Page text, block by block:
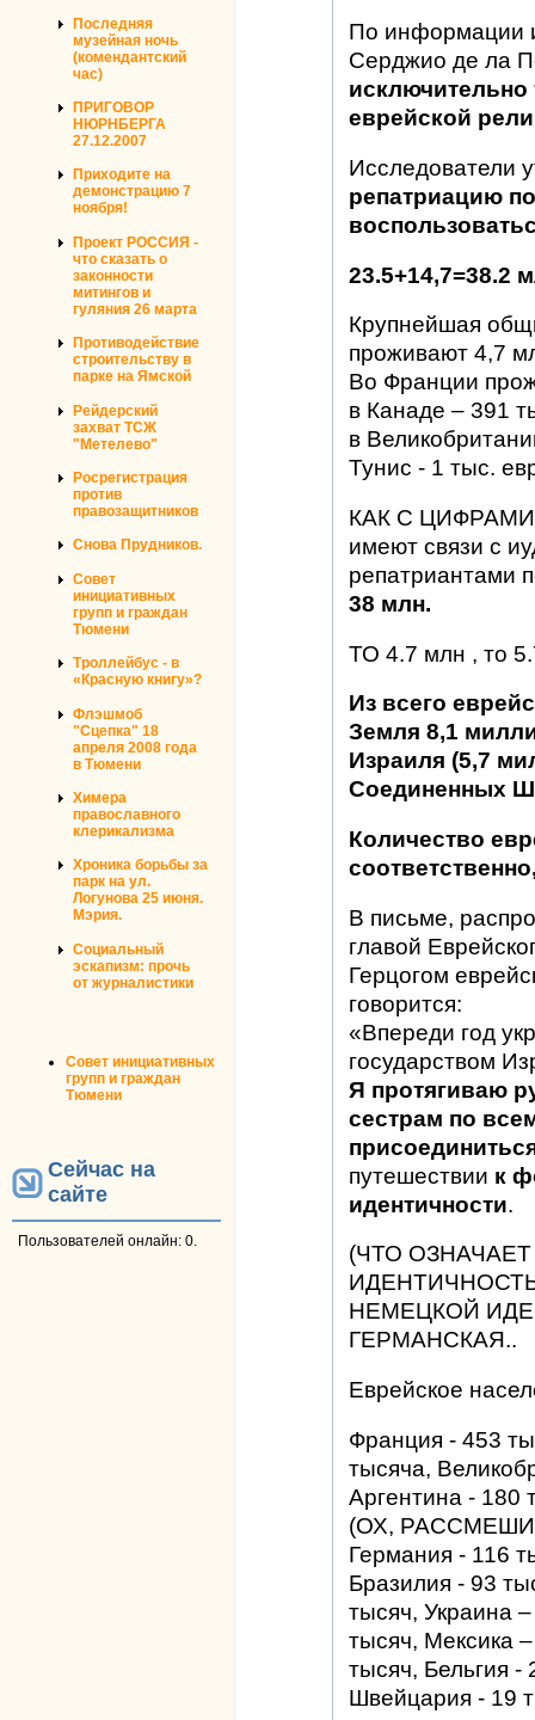
Последняя
музейная ночь
(комендантский
час)
ПРИГОВОР
НЮРНБЕРГА
27.12.2007
Приходите на
демонстрацию 7
ноября!
Проект РОССИЯ -
что сказать о
законности
митингов и
гуляния 26 марта
Противодействие
строительству в
парке на Ямской
Рейдерский
захват ТСЖ
"Метелево"
Росрегистрация
против
правозащитников
Снова Прудников.
Совет
инициативных
групп и граждан
Тюмени
Троллейбус - в
«Красную книгу»?
Флэшмоб
"Сцепка" 18
апреля 2008 года
в Тюмени
Химера
православного
клерикализма
Хроника борьбы за
парк на ул.
Логунова 25 июня.
Мэрия.
Социальный
эскапизм: прочь
от журналистики
Совет инициативных
групп и граждан
Тюмени
Сейчас на
сайте
Пользователей онлайн: 0.
По информации
Серджио де ла
исключительно
еврейской
Исследователи
репатриацию
23.5+14,7=38.2
Крупнейшая
проживают 4,7
Во Франции
в Канаде – 391
в
Тунис - 1 тыс.
КАК С ЦИФРАМИ
имеют связи с
репатриантами
38 млн.
ТО 4.7 млн , то
Из всего
Земля 8,1
Израиля (5,7
Соединенных
Количество
В письме,
главой
Герцогом
говорится:
«Впереди год
государством
Я протягиваю
сестрам по
путешествии к
идентичности.
(ЧТО
НЕМЕЦКОЙ
ГЕРМАНСКАЯ..
Еврейское
Франция - 453
тысяча,
Аргентина - 180
(ОХ,
Германия - 116
Бразилия - 93
тысяч, Украина
тысяч, Мексика
тысяч, Бельгия -
Швейцария - 19